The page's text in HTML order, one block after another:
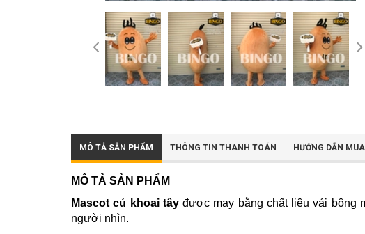
MÔ TẢ SẢN PHẨM THÔNG TIN THANH TOÁN HƯỚNG DẪN
MÔ TẢ SẢN PHẨM
Mascot củ khoai tây được may bằng chất liệu vải bông
người nhìn.